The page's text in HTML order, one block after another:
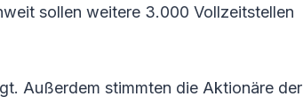
sollen weitere 3.000 Vollzeitstellen
Außerdem stimmten die Aktionäre der